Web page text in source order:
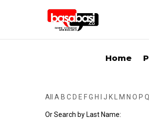
Home
All A B C D E FG H J K M N O P Q
Or Search by Last Name: